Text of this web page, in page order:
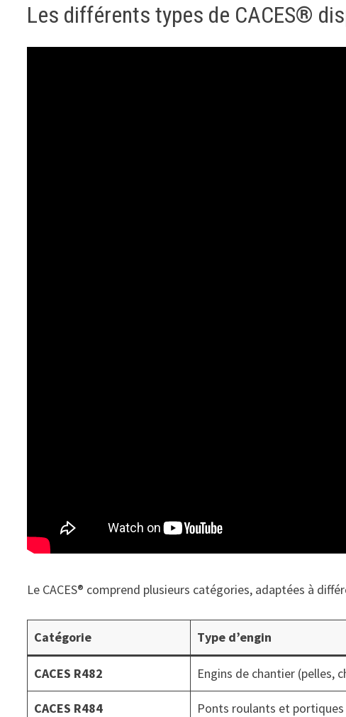
Les différents types de CACES®
Le CACES® comprend plusieurs catégories, adaptées à
Catégorie Type d’engin
CACES R482 Engins de chantier (pelles,
CACES R484 Ponts roulants et portiques